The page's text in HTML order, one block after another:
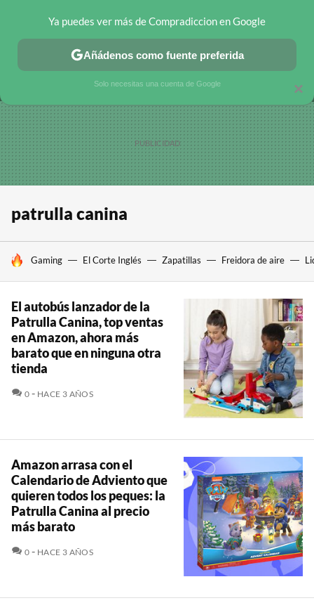
MENÚ NUEVO
CHOLLOS TELEGRAM OFERTAS EN MÓVILES
patrulla canina
HOY SE HABLA DE
Gaming El Corte Inglés Zapatillas Freidora de aire
El autobús lanzador de la
Patrulla Canina, top ventas
en Amazon, ahora más
barato que en ninguna otra
tienda
0 COMENTARIOS
HACE 3 AÑOS
Amazon arrasa con el
Calendario de Adviento que
quieren todos los peques: la
Patrulla Canina al precio
más barato
0 COMENTARIOS
HACE 3 AÑOS
×
Ya puedes ver más de Compradiccion en Google
Añádenos como fuente preferida
Solo necesitas una cuenta de Google